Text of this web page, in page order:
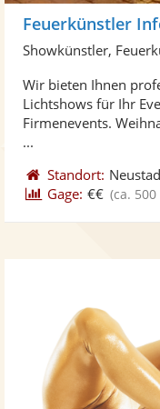
Feuerkünstler
Showkünstler,
Wir bieten Ihnen
Lichtshows für Ihr
Firmenevents.
...
Standort:
Gage: €€ (ca.